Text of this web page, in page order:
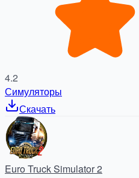
4.2
Симуляторы
Скачать
Euro Truck Simulator 2